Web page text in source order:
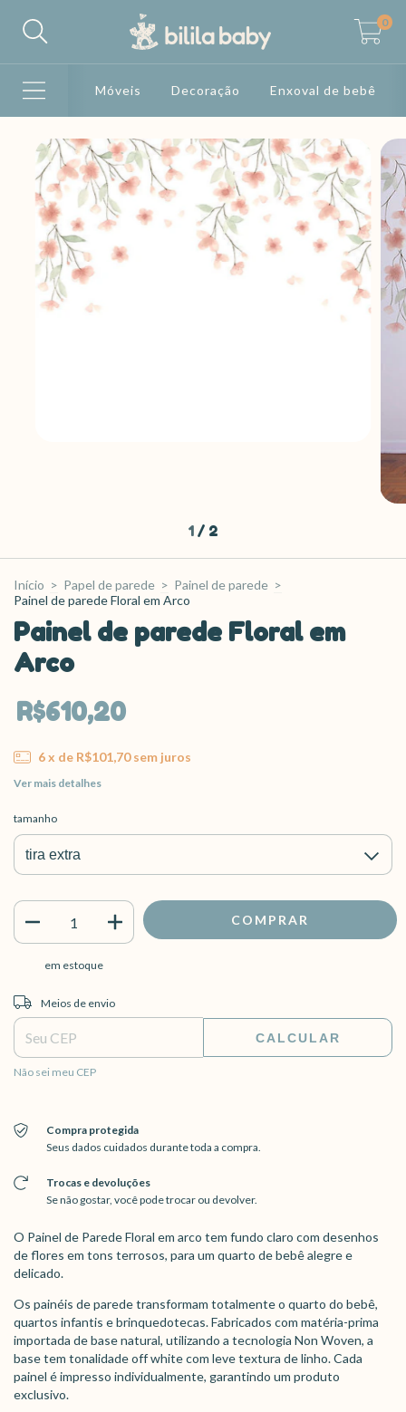
0
Móveis Decoração Enxoval de bebê
1 / 2
Início > Papel de parede > Painel de parede >
Painel de parede Floral em Arco
Painel de parede Floral em
Arco
R$610,20
6x de R$101,70 sem juros
Ver mais detalhes
tamanho
em estoque
Entregas para o CEP:
Meios de envio
CALCULAR
Não sei meu CEP
Compra protegida
Seus dados cuidados durante toda a compra.
Trocas e devoluções
Se não gostar, você pode trocar ou devolver.
O Painel de Parede Floral em arco tem fundo claro com desenhos
de flores em tons terrosos, para um quarto de bebê alegre e
delicado.
Os painéis de parede transformam totalmente o quarto do bebê,
quartos infantis e brinquedotecas. Fabricados com matéria-prima
importada de base natural, utilizando a tecnologia Non Woven, a
base tem tonalidade off white com leve textura de linho. Cada
painel é impresso individualmente, garantindo um produto
exclusivo.